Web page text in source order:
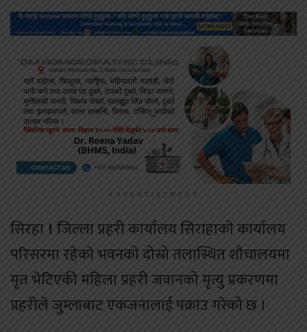
ADVERTISEMENT
सिरहा । जिल्ला प्रहरी कार्यालय सिराहाको कार्यालय
परिसरमा रहेको भवनको दोस्रो तलास्थित शौचालयमा
मृत भेटिएकी महिला प्रहरी जवानको मृत्यु प्रकरणमा
प्रहरीले जुम्लाबाट एकजनालाई पक्राउ गरेको छ ।